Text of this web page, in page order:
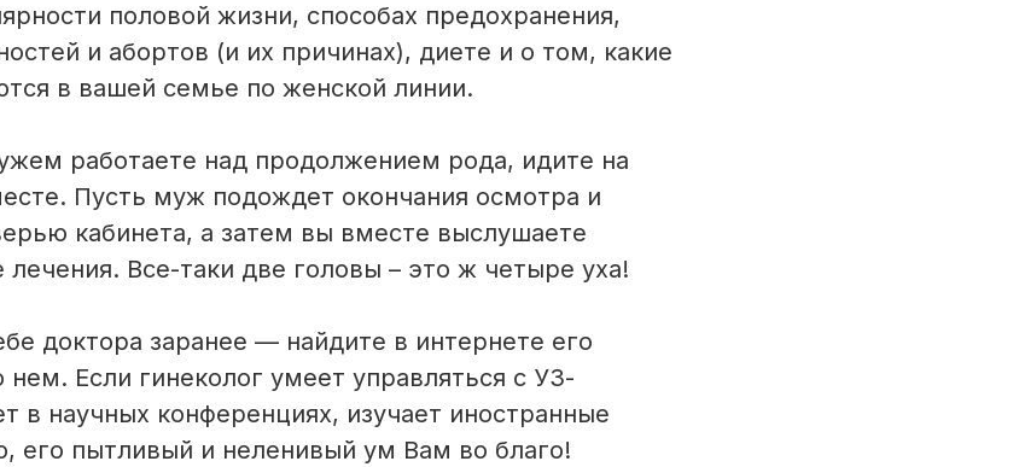
половой жизни, способах предохранения,
и абортов (и их причинах), диете и о том, какие
в вашей семье по женской линии.
работаете над продолжением рода, идите на
Пусть муж подождет окончания осмотра и
кабинета, а затем вы вместе выслушаете
лечения. Все-таки две головы – это ж четыре уха!
доктора заранее — найдите в интернете его
нем. Если гинеколог умеет управляться с УЗ-
в научных конференциях, изучает иностранные
его пытливый и неленивый ум Вам во благо!